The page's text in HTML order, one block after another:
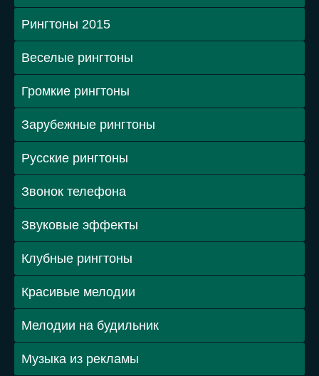
Рингтоны 2015
Веселые рингтоны
Громкие рингтоны
Зарубежные рингтоны
Русские рингтоны
Звонок телефона
Звуковые эффекты
Клубные рингтоны
Красивые мелодии
Мелодии на будильник
Музыка из рекламы